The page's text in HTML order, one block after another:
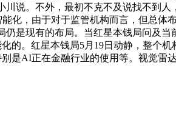
说。不外，最初不克不及说找不到
化，由于对于监管机构而言，但总
是现有的布局。当红星本钱局问及
的。红星本钱局5月19日动静，整个
是AI正在金融行业的使用等。视觉雷